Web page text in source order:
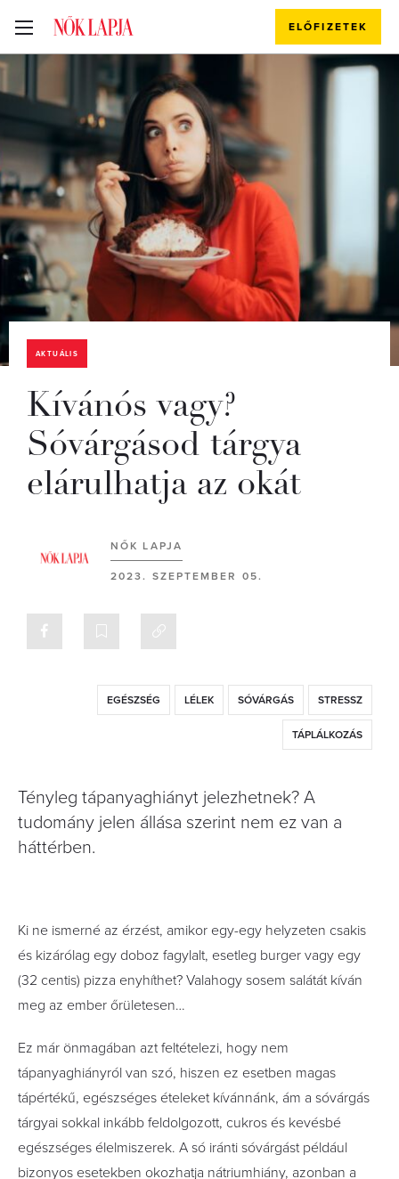
ELŐFIZETEK
AKTUÁLIS
Kívánós vagy?
Sóvárgásod tárgya
elárulhatja az okát
NŐK LAPJA
2023. SZEPTEMBER 05.
EGÉSZSÉG LÉLEK SÓVÁRGÁS STRESSZ
TÁPLÁLKOZÁS
Tényleg tápanyaghiányt jelezhetnek? A
tudomány jelen állása szerint nem ez van a
háttérben.
Ki ne ismerné az érzést, amikor egy-egy helyzeten csakis
és kizárólag egy doboz fagylalt, esetleg burger vagy egy
(32 centis) pizza enyhíthet? Valahogy sosem salátát kíván
meg az ember őrületesen…
Ez már önmagában azt feltételezi, hogy nem
tápanyaghiányról van szó, hiszen ez esetben magas
tápértékű, egészséges ételeket kívánnánk, ám a sóvárgás
tárgyai sokkal inkább feldolgozott, cukros és kevésbé
egészséges élelmiszerek. A só iránti sóvárgást például
bizonyos esetekben okozhatja nátriumhiány, azonban a